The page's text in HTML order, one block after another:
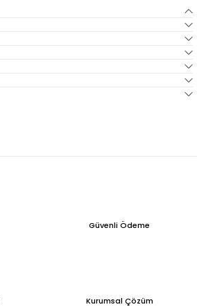
Güvenli Ödeme
Kurumsal Çözüm